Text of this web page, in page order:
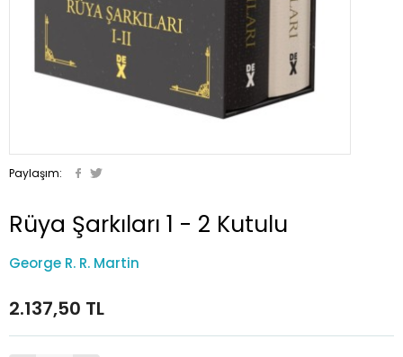
Paylaşım:
Rüya Şarkıları 1 - 2 Kutulu
George R. R. Martin
2.137,50 TL